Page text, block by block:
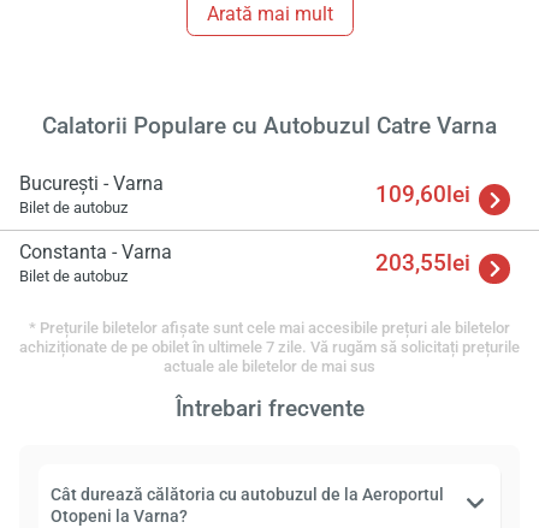
Arată mai mult
Calatorii Populare cu Autobuzul Catre Varna
București - Varna
Bilet de autobuz 109,60lei
Constanta - Varna
Bilet de autobuz 203,55lei
* Prețurile biletelor afișate sunt cele mai accesibile prețuri ale biletelor
achiziționate de pe obilet în ultimele 7 zile. Vă rugăm să solicitați prețurile
actuale ale biletelor de mai sus
Întrebari frecvente
Cât durează călătoria cu autobuzul de la Aeroportul
Otopeni la Varna?